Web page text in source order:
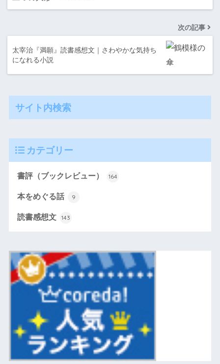
次の記事
太宰治『満願』読書感想文｜さわやかな気持ち
になれる小説
サイト内検索
カテゴリー
書評（ブックレビュー） 164
本をめぐる話 9
読書感想文 143